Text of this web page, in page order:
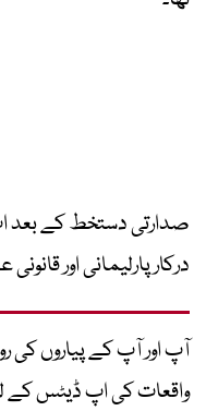
صدارتی دستخط کے بعد
درکار پارلیمانی اور
آپ اور آپ کے پیاروں کی
واقعات کی اپ ڈیٹس کے